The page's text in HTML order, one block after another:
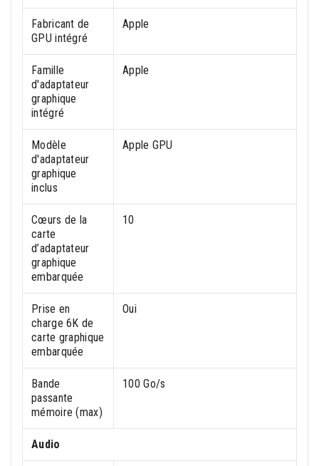
Fabricant de
GPU intégré
Apple
Famille
d'adaptateur
graphique
intégré
Apple
Modèle
d'adaptateur
graphique
inclus
Apple GPU
Cœurs de la
carte
d’adaptateur
graphique
embarquée
10
Prise en
charge 6K de
carte graphique
embarquée
Oui
Bande
passante
mémoire (max)
100 Go/s
Audio